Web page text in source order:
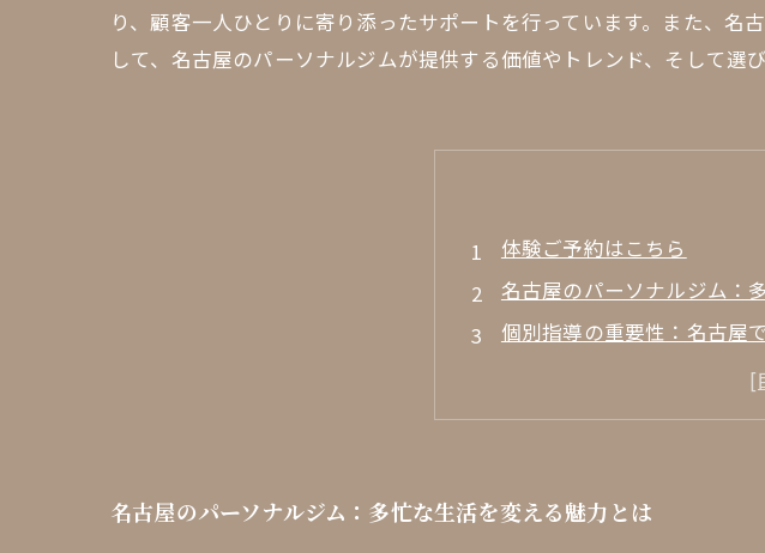
り、顧客一人ひとりに寄り添ったサポートを行っています。また、
して、名古屋のパーソナルジムが提供する価値やトレンド、そして選
体験ご予約はこちら
名古屋のパーソナルジム：
個別指導の重要性：名古屋
トレーニングプログラムの
地域密着型サービスの特長
名古屋のパーソナルジムト
名古屋のパーソナルジム：多忙な生活を変える魅力とは